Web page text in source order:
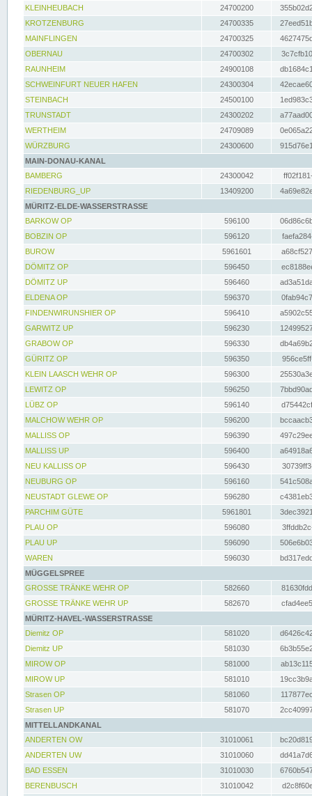
KLEINHEUBACH 24700200
KROTZENBURG
24700335
MAINFLINGEN
24700325
OBERNAU
24700302
RAUNHEIM
24900108
SCHWEINFURT NEUER HAFEN
24300304
STEINBACH
24500100
TRUNSTADT
24300202
WERTHEIM
24709089
WÜRZBURG
24300600
MAIN-DONAU-KANAL
BAMBERG
24300042
RIEDENBURG_UP
13409200
MÜRITZ-ELDE-WASSERSTRASSE
BARKOW OP
596100
BOBZIN OP
596120
BUROW
5961601
DÖMITZ OP
596450
DÖMITZ UP
596460
ELDENA OP
596370
FINDENWIRUNSHIER OP
596410
GARWITZ UP
596230
GRABOW OP
596330
GÜRITZ OP
596350
KLEIN LAASCH WEHR OP
596300
LEWITZ OP
596250
LÜBZ OP
596140
MALCHOW WEHR OP
596200
MALLISS OP
596390
MALLISS UP
596400
NEU KALLISS OP
596430
NEUBURG OP
596160
NEUSTADT GLEWE OP
596280
PARCHIM GÜTE
5961801
PLAU OP
596080
PLAU UP
596090
WAREN
596030
MÜGGELSPREE
GROSSE TRÄNKE WEHR OP
582660
GROSSE TRÄNKE WEHR UP
582670
MÜRITZ-HAVEL-WASSERSTRASSE
Diemitz OP
581020
Diemitz UP
581030
MIROW OP
581000
MIROW UP
581010
Strasen OP
581060
Strasen UP
581070
MITTELLANDKANAL
ANDERTEN OW
31010061
ANDERTEN UW
31010060
BAD ESSEN
31010030
BERENBUSCH
31010042